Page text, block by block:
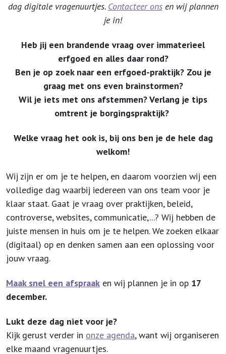
dag digitale vragenuurtjes. Contacteer onsen wij plannen
je in!
Heb jij een brandende vraag over immaterieel
erfgoed en alles daar rond?
Ben je op zoek naar een erfgoed-praktijk? Zou je
graag met ons even brainstormen?
Wil je iets met ons afstemmen?Verlang je tips
omtrent je borgingspraktijk?
Welke vraag het ook is, bij ons ben je de hele dag
welkom!
Wij zijn er om je te helpen, en daarom voorzien wij een
volledige dag waarbij iedereen van ons team voor je
klaar staat. Gaat je vraag over praktijken, beleid,
controverse, websites, communicatie,...? Wij hebben de
juiste mensen in huis om je te helpen. We zoeken elkaar
(digitaal) op en denken samen aan een oplossing voor
jouw vraag.
Maak snel een afspraak en wij plannen je in op 17
december.
Lukt deze dag niet voor je?
Kijk gerust verder in onze agenda, want wij organiseren
elke maand vragenuurtjes.